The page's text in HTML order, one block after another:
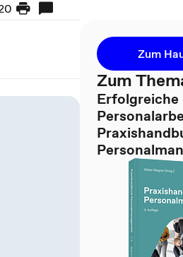
Zum
Zum
Erfolgreiche